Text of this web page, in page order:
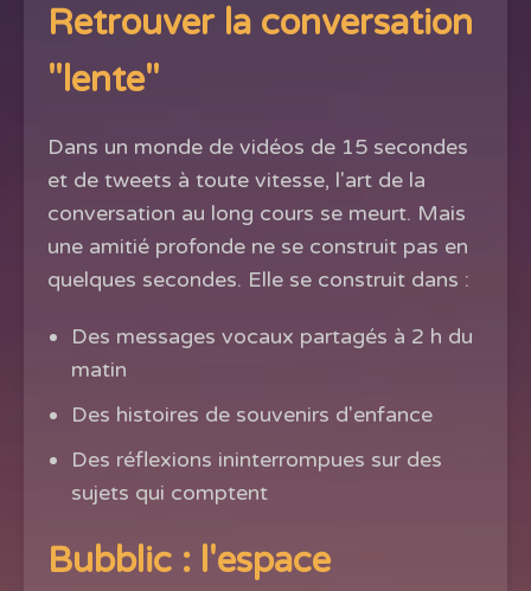
Retrouver la conversation
"lente"
Dans un monde de vidéos de 15 secondes
et de tweets à toute vitesse, l'art de la
conversation au long cours se meurt. Mais
une amitié profonde ne se construit pas en
quelques secondes. Elle se construit dans :
Des messages vocaux partagés à 2 h du
matin
Des histoires de souvenirs d'enfance
Des réflexions ininterrompues sur des
sujets qui comptent
Bubblic : l'espace